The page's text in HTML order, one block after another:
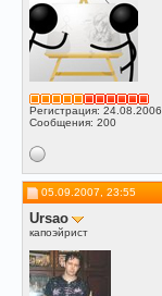
Регистрация: 24.08.2006
Сообщения: 200
05.09.2007, 23:55
Ursao
капоэйрист